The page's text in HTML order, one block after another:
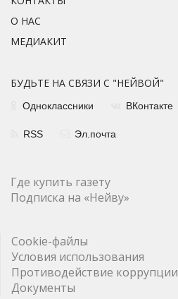
О НАС
МЕДИАКИТ
БУДЬТЕ НА СВЯЗИ С "НЕЙВОЙ"
Одноклассники ВКонтакте
RSS Эл.почта
Где купить газету
Подписка на «Нейву»
Cookie-файлы
Условия использования
Противодействие коррупции
Документы